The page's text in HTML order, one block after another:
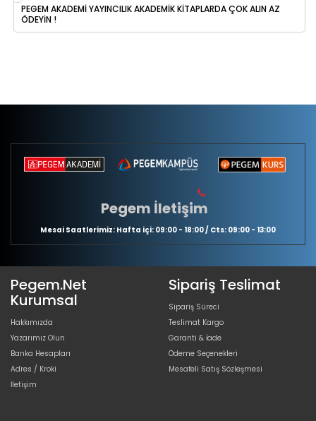
PEGEM AKADEMI YAYINCILIK AKADEMIK KITAPLARDA ÇOK ALIN AZ
ÖDEYIN !
Pegem İletişim
Mesai Saatlerimiz: Hafta içi: 09:00 - 18:00 / Cts: 09:00 - 13:00
Pegem.Net
Kurumsal
Hakkımızda
Yazarımız Olun
Banka Hesapları
Adres / Kroki
İletişim
Sipariş Teslimat
Sipariş Süreci
Teslimat Kargo
Garanti & İade
Ödeme Seçenekleri
Mesafeli Satış Sözleşmesi